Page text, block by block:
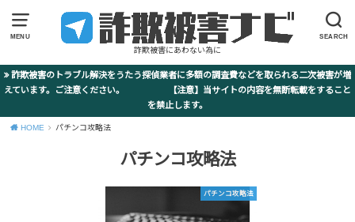
MENU SEARCH
詐欺被害にあわない為に
詐欺被害のトラブル解決をうたう探偵業者に多額の調査費などを取られる二次被害が増
えています。ご注意ください。 【注意】当サイトの内容を無断転載をすること
を禁止します。
HOME パチンコ攻略法
パチンコ攻略法
パチンコ攻略法